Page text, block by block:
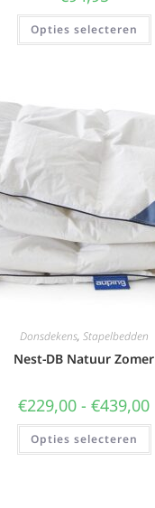
Opties selecteren
Donsdekens, Stapelbedden
Nest-DB Natuur Zomer
€229,00 - €439,00
Opties selecteren